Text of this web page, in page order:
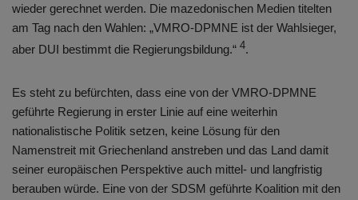
wieder gerechnet werden. Die mazedonischen Medien titelten
am Tag nach den Wahlen: „VMRO-DPMNE ist der Wahlsieger,
aber DUI bestimmt die Regierungsbildung.“ 4.
Es steht zu befürchten, dass eine von der VMRO-DPMNE
geführte Regierung in erster Linie auf eine weiterhin
nationalistische Politik setzen, keine Lösung für den
Namenstreit mit Griechenland anstreben und das Land damit
seiner europäischen Perspektive auch mittel- und langfristig
berauben würde. Eine von der SDSM geführte Koalition mit den